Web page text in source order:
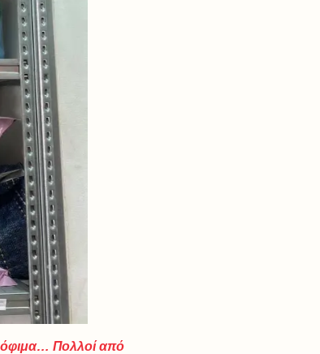
Πολλοί από